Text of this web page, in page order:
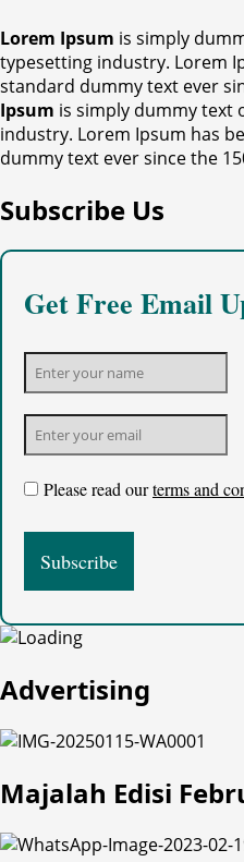
Lorem Ipsum is simply
typesetting industry. Lorem
standard dummy text ever
Ipsum is simply dummy text
industry. Lorem Ipsum has
dummy text ever since the
Subscribe Us
Get Free Email
Please read ourterms and
Advertising
Majalah Edisi